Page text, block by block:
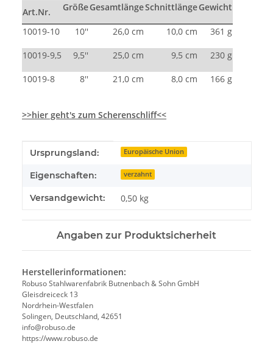
Art.Nr. GrößeGesamtlängeSchnittlängeGewicht
10019-10 10'' 26,0 cm 10,0 cm 361 g
10019-9,5 9,5'' 25,0 cm 9,5 cm 230 g
10019-8 8'' 21,0 cm 8,0 cm 166 g
>>hier geht's zum Scherenschliff<<
Produkteigenschaft
Wert
Ursprungsland: Europäische Union
Eigenschaften: verzahnt
Versandgewicht: 0,50 kg
Angaben zur Produktsicherheit
Herstellerinformationen:
Robuso Stahlwarenfabrik Butnenbach & Sohn GmbH
Gleisdreiceck 13
Nordrhein-Westfalen
Solingen, Deutschland, 42651
info@robuso.de
https://www.robuso.de